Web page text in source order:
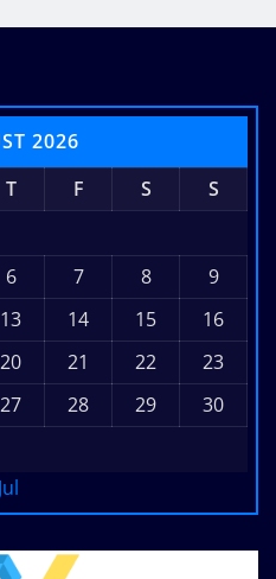
2026
T F S
S
6 7 8
9
13 14 15
16
20 21 22
23
27 28 29
30